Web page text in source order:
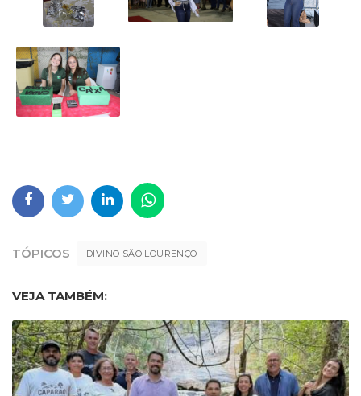
TÓPICOS DIVINO SÃO LOURENÇO
VEJA TAMBÉM: